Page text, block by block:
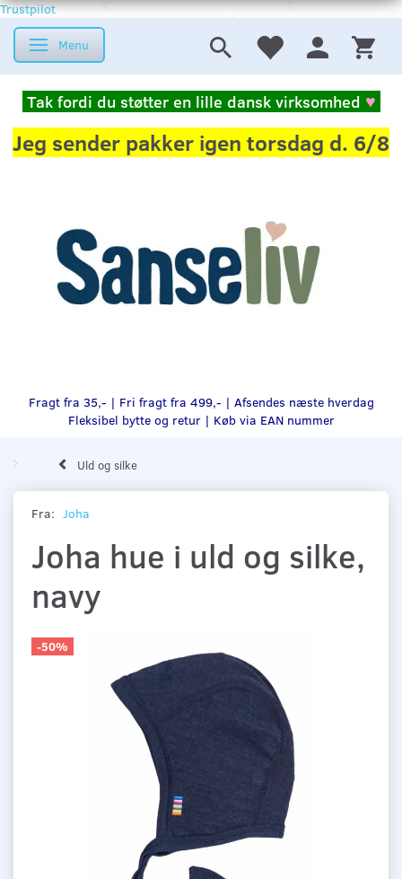
Trustpilot
Skifte navigation
Menu
Tak fordi du støtter en lille dansk virksomhed ♥
Jeg sender pakker igen torsdag d. 6/8
Fragt fra 35,- | Fri fragt fra 499,- | Afsendes næste hverdag
Fleksibel bytte og retur | Køb via EAN nummer
Uld og silke
Fra: Joha
Joha hue i uld og silke,
navy
-50%